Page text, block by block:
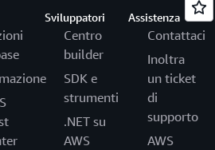
Sviluppatori
Centro
builder
SDK e
strumenti
.NET su
AWS
Assistenza
Contattaci
Inoltra
un ticket
di
supporto
AWS